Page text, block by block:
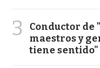
3
Conductor de
maestros y
tiene sentido"